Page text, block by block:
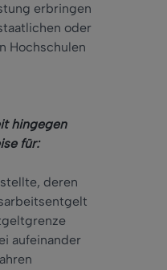
erbringen
oder
Hochschulen
hingegen
für:
deren
aufeinander